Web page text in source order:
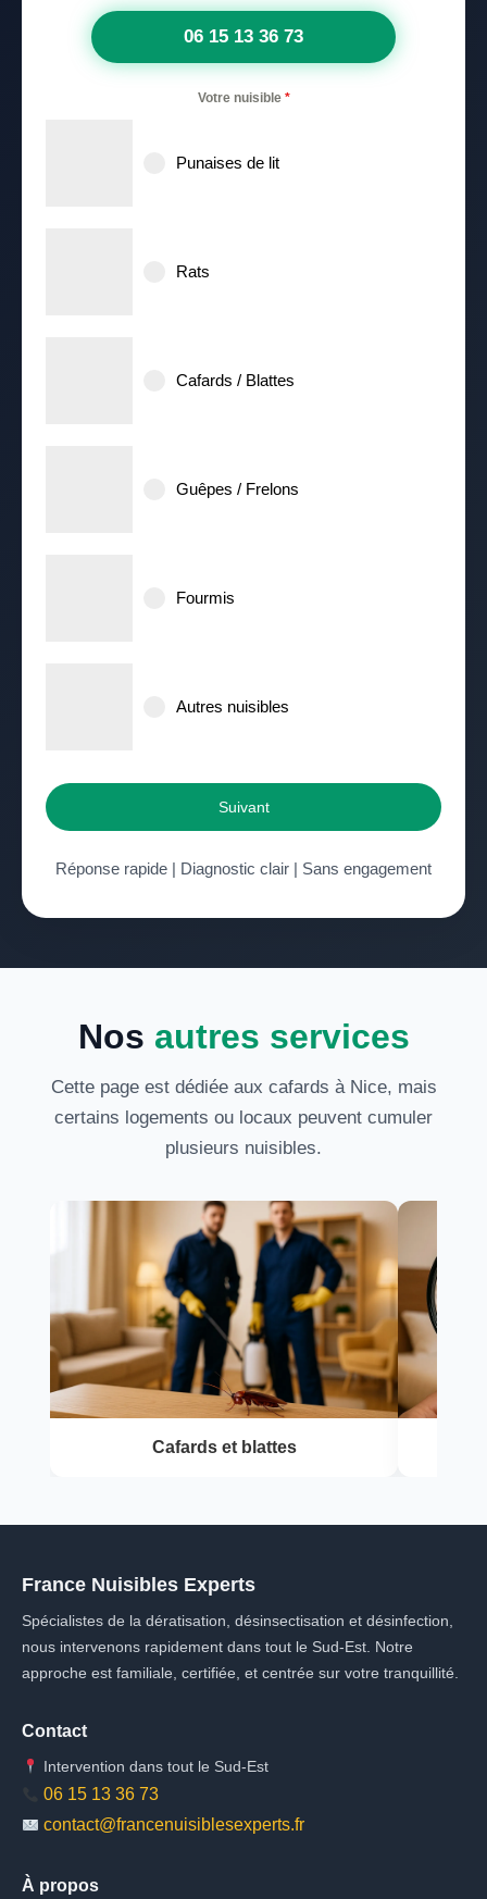
06 15 13 36 73
Votre nuisible *
Punaises de lit
Rats
Cafards / Blattes
Guêpes / Frelons
Fourmis
Autres nuisibles
Suivant
Réponse rapide | Diagnostic clair | Sans engagement
Nos autres services
Cette page est dédiée aux cafards à Nice, mais
certains logements ou locaux peuvent cumuler
plusieurs nuisibles.
Cafards et blattes
France Nuisibles Experts
Spécialistes de la dératisation, désinsectisation et désinfection,
nous intervenons rapidement dans tout le Sud-Est. Notre
approche est familiale, certifiée, et centrée sur votre tranquillité.
Contact
Intervention dans tout le Sud-Est
06 15 13 36 73
contact@francenuisiblesexperts.fr
À propos